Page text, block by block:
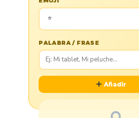
PALABRA / FRASE
Añadir